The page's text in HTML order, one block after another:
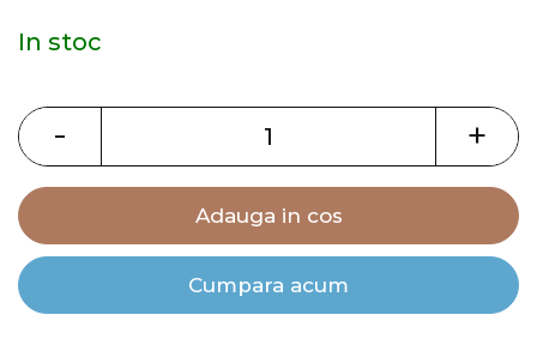
beginning
images
gallery
In stoc
- +
Adauga in cos
Cumpara acum